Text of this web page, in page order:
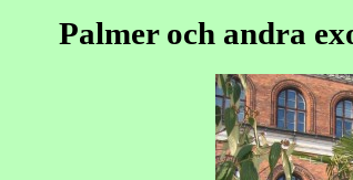
Palmer och andra